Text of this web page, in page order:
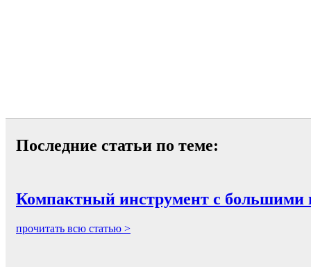
Последние статьи по теме:
Компактный инструмент с большими
прочитать всю статью >